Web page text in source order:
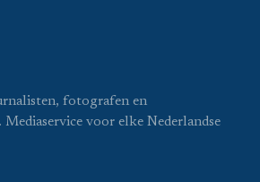
fotografen en
Mediaservice voor elke Nederlandse